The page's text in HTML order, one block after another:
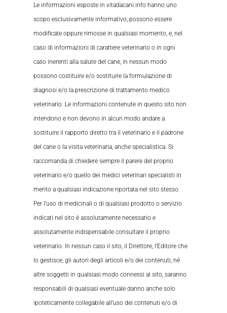
Le informazioni esposte in vitadacani.info hanno uno
scopo esclusivamente informativo, possono essere
modificate oppure rimosse in qualsiasi momento, e, nel
caso di informazioni di carattere veterinario o in ogni
caso inerenti alla salute del cane, in nessun modo
possono costituire e/o sostituire la formulazione di
diagnosi e/o la prescrizione di trattamento medico
veterinario. Le informazioni contenute in questo sito non
intendono e non devono in alcun modo andare a
sostituire il rapporto diretto tra il veterinario e il padrone
del cane o la visita veterinaria, anche specialistica. Si
raccomanda di chiedere sempre il parere del proprio
veterinario e/o quello dei medici veterinari specialisti in
merito a qualsiasi indicazione riportata nel sito stesso.
Per l’uso di medicinali o di qualsiasi prodotto o servizio
indicati nel sito è assolutamente necessario e
assolutamente indispensabile consultare il proprio
veterinario. In nessun caso il sito, il Direttore, l’Editore che
lo gestisce, gli autori degli articoli e/o dei contenuti, né
altre soggetti in qualsiasi modo connessi al sito, saranno
responsabili di qualsiasi eventuale danno anche solo
ipoteticamente collegabile all’uso dei contenuti e/o di